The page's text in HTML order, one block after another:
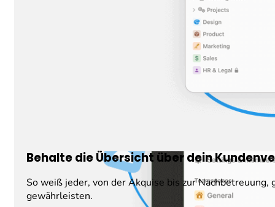
Behalte die Übersicht über dein
So weiß jeder, von der Akquise bis zur
gewährleisten.